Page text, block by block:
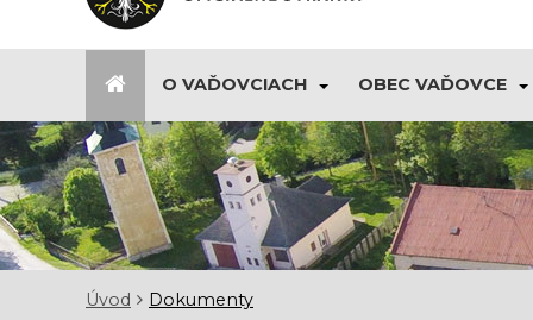
O VAĎOVCIACH OBEC VAĎOVCE
Úvod Dokumenty